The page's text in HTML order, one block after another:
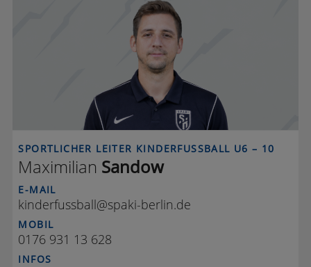
M S
SPORTLICHER LEITER KINDERFUSSBALL U6 – 10
Maximilian Sandow
E-MAIL
kinderfussball@spaki-berlin.de
MOBIL
0176 931 13 628
INFOS